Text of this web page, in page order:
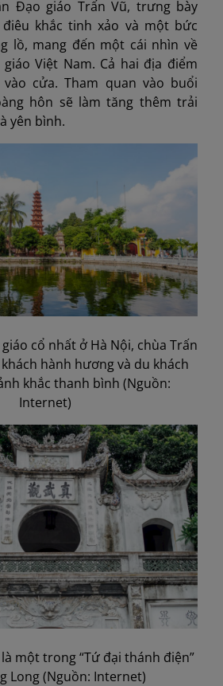
Đạo giáo Trấn Vũ, trưng bày
khắc tinh xảo và một bức
lồ, mang đến một cái nhìn về
Việt Nam. Cả hai địa điểm
cửa. Tham quan vào buổi
hôn sẽ làm tăng thêm trải
yên bình.
cổ nhất ở Hà Nội, chùa Trấn
hành hương và du khách
khắc thanh bình (Nguồn:
Internet)
một trong “Tứ đại thánh điện”
Long (Nguồn: Internet)